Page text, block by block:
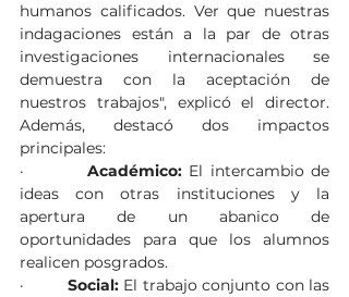
humanos calificados. Ver que nuestras
indagaciones están a la par de otras
investigaciones internacionales se
demuestra con la aceptación de
nuestros trabajos", explicó el director.
Además, destacó dos impactos
principales:
· Académico: El intercambio de
ideas con otras instituciones y la
apertura de un abanico de
oportunidades para que los alumnos
realicen posgrados.
· Social: El trabajo conjunto con las